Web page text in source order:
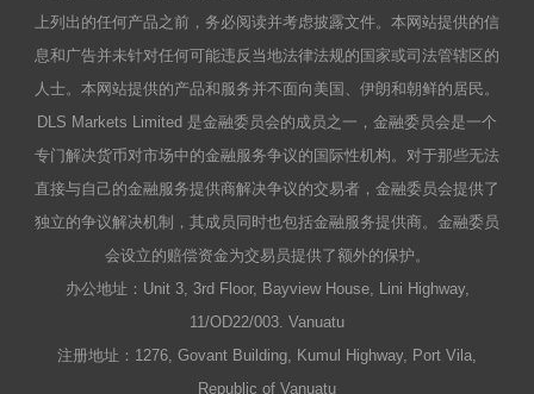
上列出的任何产品之前，务必阅读并考虑披露文件。本网站提供的信
息和广告并未针对任何可能违反当地法律法规的国家或司法管辖区的
人士。本网站提供的产品和服务并不面向美国、伊朗和朝鲜的居民。
DLS Markets Limited 是金融委员会的成员之一，金融委员会是一个
专门解决货币对市场中的金融服务争议的国际性机构。对于那些无法
直接与自己的金融服务提供商解决争议的交易者，金融委员会提供了
独立的争议解决机制，其成员同时也包括金融服务提供商。金融委员
会设立的赔偿资金为交易员提供了额外的保护。
办公地址：Unit 3, 3rd Floor, Bayview House, Lini Highway,
11/OD22/003. Vanuatu
注册地址：1276, Govant Building, Kumul Highway, Port Vila,
Republic of Vanuatu